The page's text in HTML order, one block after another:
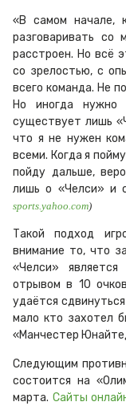
«В самом начале,
разговаривать со
расстроен. Но всё
со зрелостью, с
всего команда. Не
Но иногда нужно
существует лишь
что я не нужен
всеми. Когда я
пойду дальше,
лишь о «Челси» и
sports.yahoo.com)
Такой подход
внимание то, что
«Челси»
отрывом в 10
удаётся
мало кто захотел
«Манчестер
Следующим
состоится на
марта. Сайты